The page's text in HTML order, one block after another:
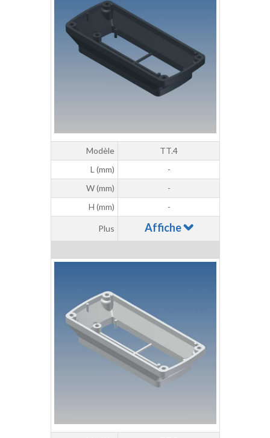
Modèle
TT.4
L (mm)
-
W (mm)
-
H (mm)
-
Plus Affiche